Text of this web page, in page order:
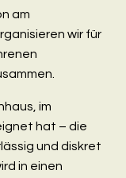
am
wir für
im
hat – die
und diskret
in einen